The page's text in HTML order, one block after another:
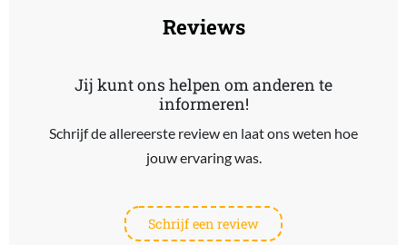
Reviews
Jij kunt ons helpen om anderen te
informeren!
Schrijf de allereerste review en laat ons weten hoe
jouw ervaring was.
Schrijf een review